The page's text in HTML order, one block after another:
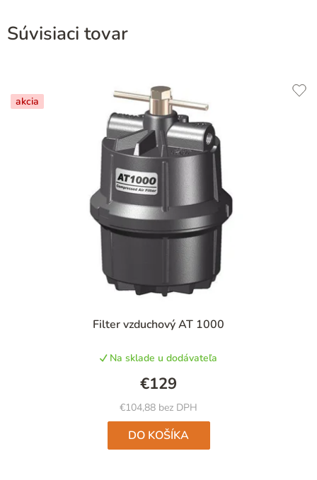
Súvisiaci tovar
akcia
Filter vzduchový AT 1000
Na sklade u dodávateľa
€104,88 bez DPH
€129
DO KOŠÍKA